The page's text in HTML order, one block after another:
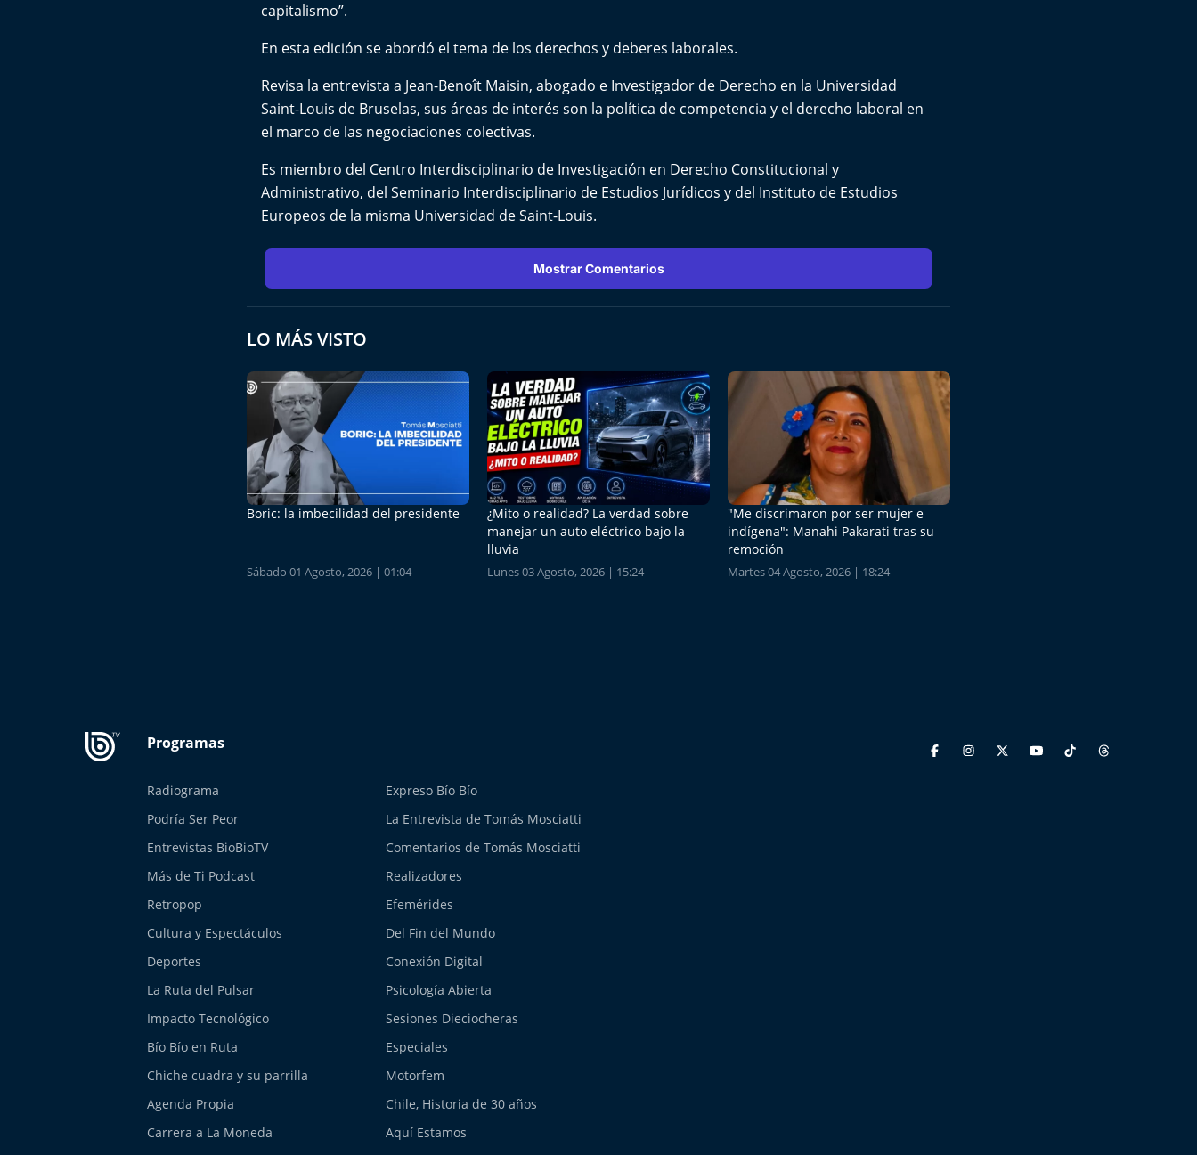
capitalismo”.
En esta edición se abordó el tema de los derechos y deberes laborales.
Revisa la entrevista a Jean-Benoît Maisin, abogado e Investigador de Derecho en la Universidad
Saint-Louis de Bruselas, sus áreas de interés son la política de competencia y el derecho laboral en
el marco de las negociaciones colectivas.
Es miembro del Centro Interdisciplinario de Investigación en Derecho Constitucional y
Administrativo, del Seminario Interdisciplinario de Estudios Jurídicos y del Instituto de Estudios
Europeos de la misma Universidad de Saint-Louis.
Mostrar Comentarios
LO MÁS VISTO
Boric: la imbecilidad del presidente
Sábado 01 Agosto, 2026 | 01:04
¿Mito o realidad? La verdad sobre
manejar un auto eléctrico bajo la
lluvia
Lunes 03 Agosto, 2026 | 15:24
"Me discrimaron por ser mujer e
indígena": Manahi Pakarati tras su
remoción
Martes 04 Agosto, 2026 | 18:24
Radiograma
Expreso Bío Bío
Podría Ser Peor
La Entrevista de Tomás Mosciatti
Entrevistas BioBioTV
Comentarios de Tomás Mosciatti
Más de Ti Podcast
Realizadores
Retropop
Efemérides
Cultura y Espectáculos
Del Fin del Mundo
Deportes
Conexión Digital
La Ruta del Pulsar
Psicología Abierta
Impacto Tecnológico
Sesiones Dieciocheras
Bío Bío en Ruta
Especiales
Chiche cuadra y su parrilla
Motorfem
Agenda Propia
Chile, Historia de 30 años
Carrera a La Moneda
Aquí Estamos